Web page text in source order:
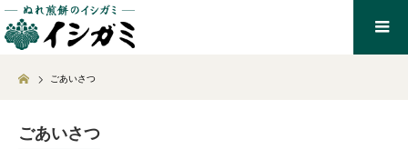
Home
ごあいさつ
ごあいさつ